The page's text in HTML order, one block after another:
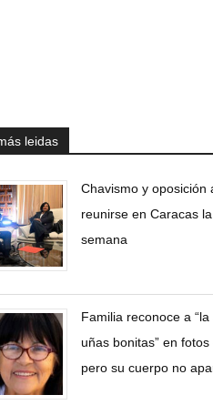
leidas
Chavismo y oposición
reunirse en Caracas
semana
Familia reconoce a
uñas bonitas” en fotos
pero su cuerpo no